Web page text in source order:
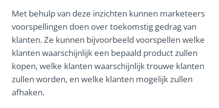
Met behulp van deze inzichten kunnen marketeers
voorspellingen doen over toekomstig gedrag van
klanten. Ze kunnen bijvoorbeeld voorspellen welke
klanten waarschijnlijk een bepaald product zullen
kopen, welke klanten waarschijnlijk trouwe klanten
zullen worden, en welke klanten mogelijk zullen
afhaken.